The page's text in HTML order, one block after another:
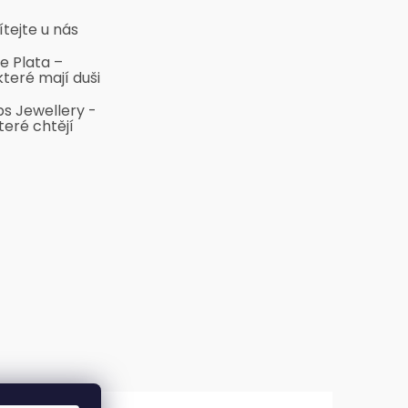
u nás
Plata –
mají duši
Jewellery -
chtějí